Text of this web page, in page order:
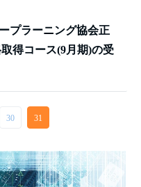
プラーニング協会正
得コース(9月期)の受
30 31